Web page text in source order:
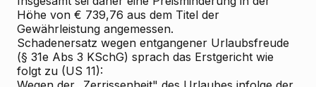
Höhe von € 739,76 aus dem Titel der
Gewährleistung angemessen.
Schadenersatz wegen entgangener Urlaubsfreude
(§ 31e Abs 3 KSchG) sprach das Erstgericht wie
folgt zu (US 11):